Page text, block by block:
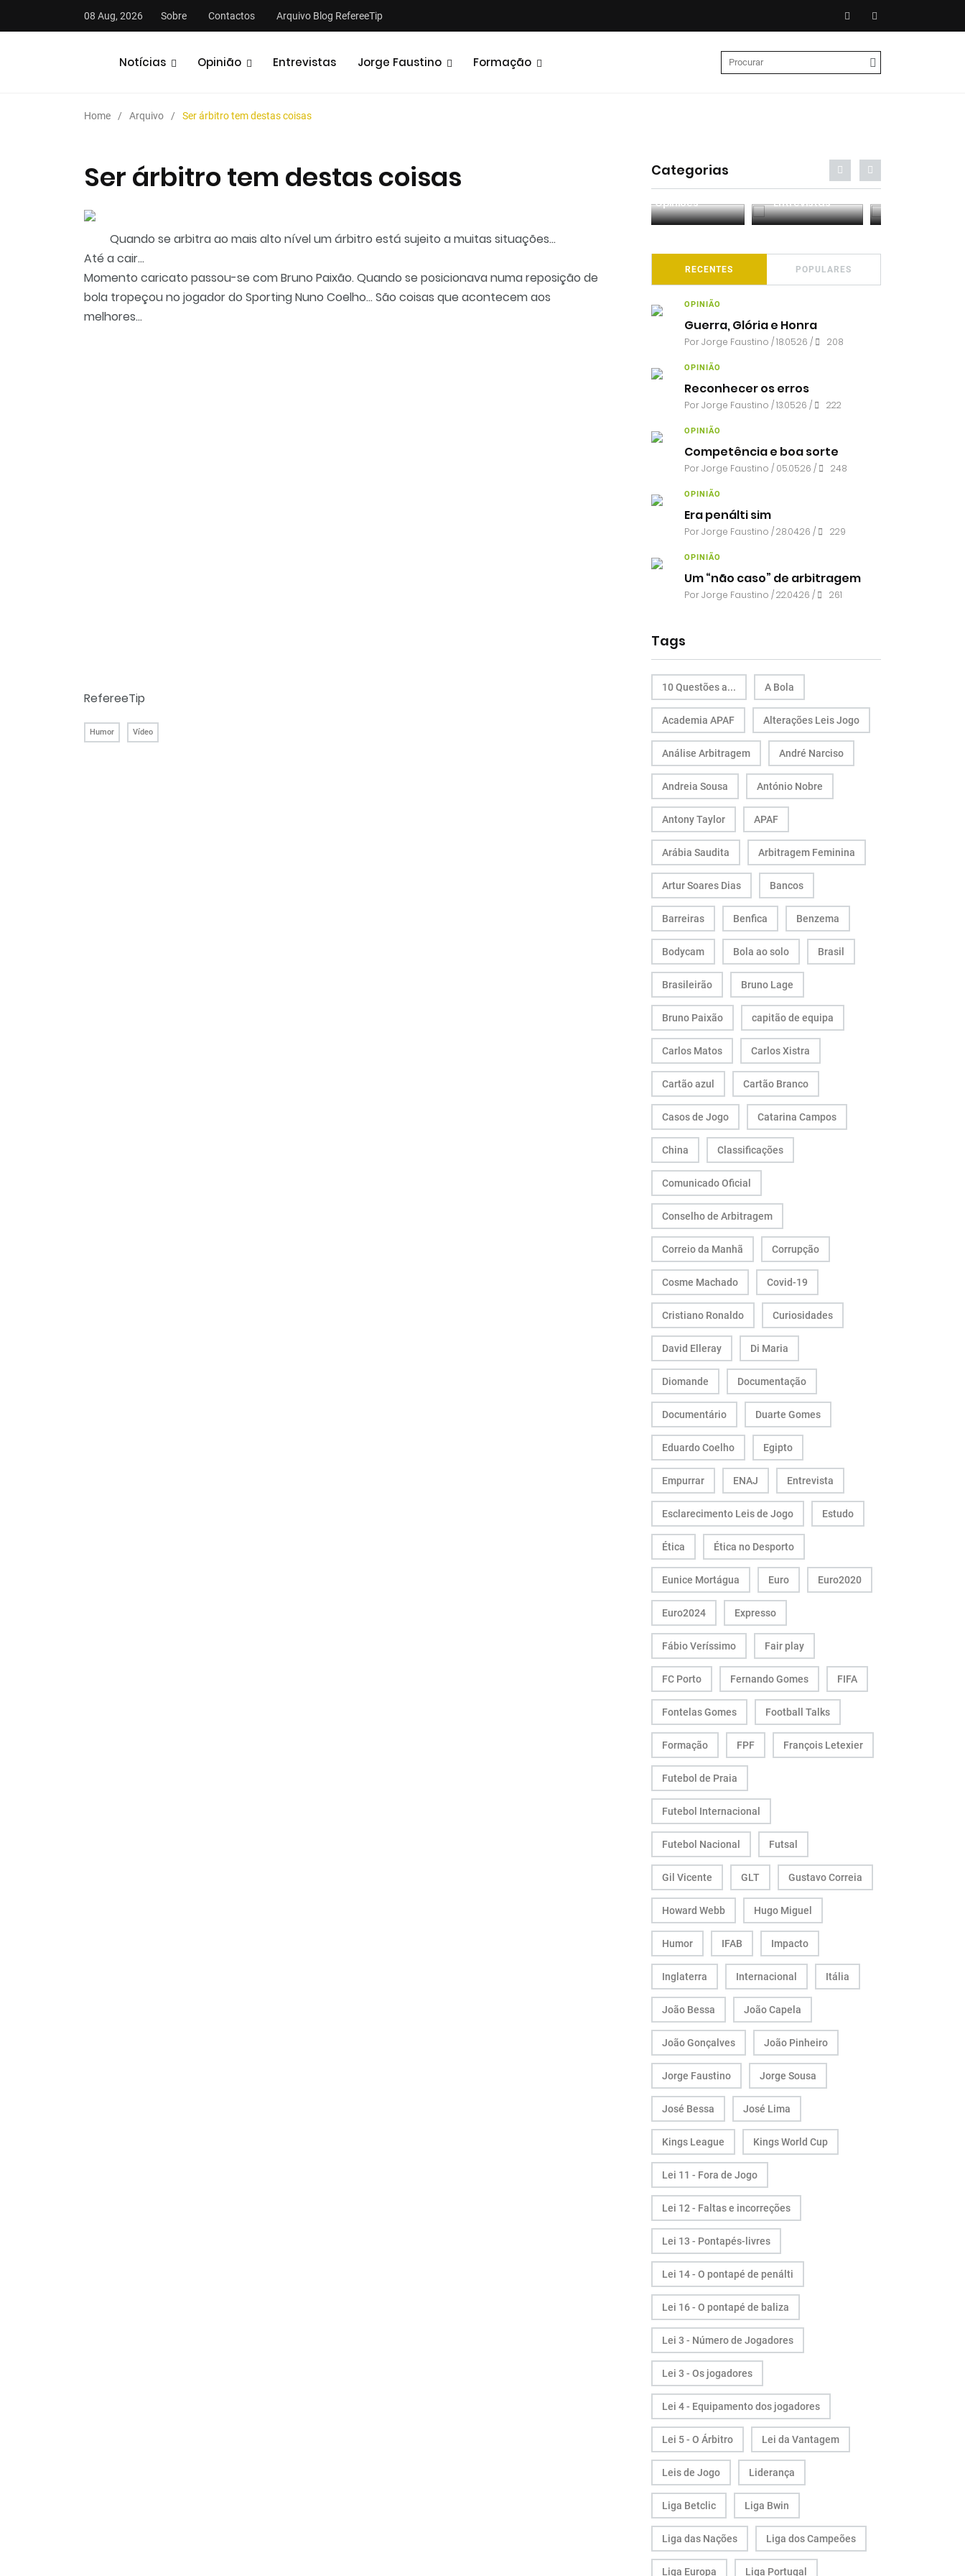
08 Aug, 2026 Sobre Contactos Arquivo Blog RefereeTip
Notícias Opinião Entrevistas Jorge Faustino Formação
Home Arquivo Ser árbitro tem destas coisas
Ser árbitro tem destas coisas
Quando se arbitra ao mais alto nível um árbitro está sujeito a muitas situações...
Até a cair...
Momento caricato passou-se com Bruno Paixão. Quando se posicionava numa reposição de
bola tropeçou no jogador do Sporting Nuno Coelho... São coisas que acontecem aos
melhores...
RefereeTip
Humor Vídeo
Categorias
Entrevistas Análises
RECENTES POPULARES
OPINIÃO
Guerra, Glória e Honra
PorJorge Faustino / 18.05.26 / 208
OPINIÃO
Reconhecer os erros
PorJorge Faustino / 13.05.26 / 222
OPINIÃO
Competência e boa sorte
PorJorge Faustino / 05.05.26 / 248
OPINIÃO
Era penálti sim
PorJorge Faustino / 28.04.26 / 229
OPINIÃO
Um “não caso” de arbitragem
PorJorge Faustino / 22.04.26 / 261
Tags
10 Questões a... A Bola
Academia APAF Alterações Leis Jogo
Análise Arbitragem André Narciso
Andreia Sousa António Nobre
Antony Taylor APAF
Arábia Saudita Arbitragem Feminina
Artur Soares Dias Bancos
Barreiras Benfica Benzema
Bodycam Bola ao solo Brasil
Brasileirão Bruno Lage
Bruno Paixão capitão de equipa
Carlos Matos Carlos Xistra
Cartão azul Cartão Branco
Casos de Jogo Catarina Campos
China Classificações
Comunicado Oficial
Conselho de Arbitragem
Correio da Manhã Corrupção
Cosme Machado Covid-19
Cristiano Ronaldo Curiosidades
David Elleray Di Maria
Diomande Documentação
Documentário Duarte Gomes
Eduardo Coelho Egipto
Empurrar ENAJ Entrevista
Esclarecimento Leis de Jogo Estudo
Ética Ética no Desporto
Eunice Mortágua Euro Euro2020
Euro2024 Expresso
Fábio Veríssimo Fair play
FC Porto Fernando Gomes FIFA
Fontelas Gomes Football Talks
Formação FPF François Letexier
Futebol de Praia
Futebol Internacional
Futebol Nacional Futsal
Gil Vicente GLT Gustavo Correia
Howard Webb Hugo Miguel
Humor IFAB Impacto
Inglaterra Internacional Itália
João Bessa João Capela
João Gonçalves João Pinheiro
Jorge Faustino Jorge Sousa
José Bessa José Lima
Kings League Kings World Cup
Lei 11 - Fora de Jogo
Lei 12 - Faltas e incorreções
Lei 13 - Pontapés-livres
Lei 14 - O pontapé de penálti
Lei 16 - O pontapé de baliza
Lei 3 - Número de Jogadores
Lei 3 - Os jogadores
Lei 4 - Equipamento dos jogadores
Lei 5 - O Árbitro Lei da Vantagem
Leis de Jogo Liderança
Liga Betclic Liga Bwin
Liga das Nações Liga dos Campeões
Liga Europa Liga Portugal